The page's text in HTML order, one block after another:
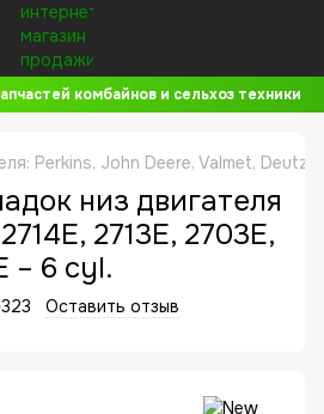
комбайнов и сельхоз техники
Perkins, John Deere, Valmet,
низ двигателя
2713E, 2703E,
– 6 cyl.
Оставить отзыв